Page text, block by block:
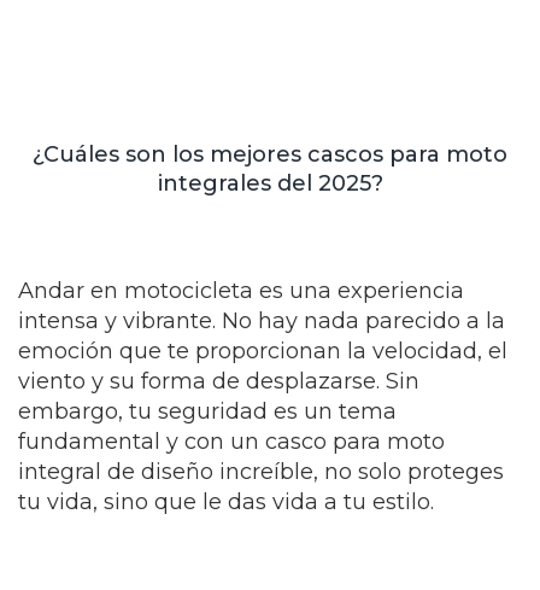
¿Cuáles son los mejores cascos para moto
integrales del 2025?
Andar en motocicleta es una experiencia
intensa y vibrante. No hay nada parecido a la
emoción que te proporcionan la velocidad, el
viento y su forma de desplazarse. Sin
embargo, tu seguridad es un tema
fundamental y con un casco para moto
integral de diseño increíble, no solo proteges
tu vida, sino que le das vida a tu estilo.